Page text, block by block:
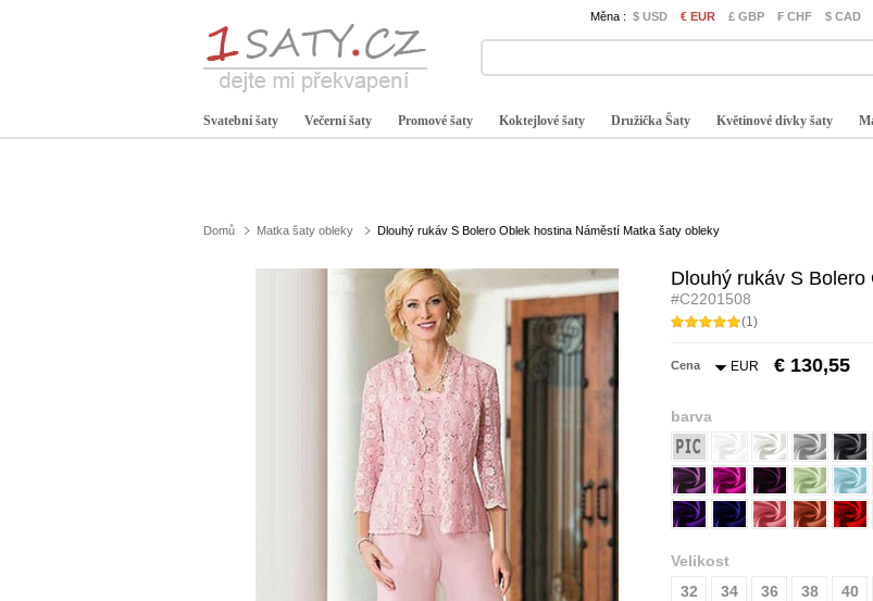
Měna : $ USD € EUR £ GBP ₣ CHF $ CAD
Svatební šaty Večerní šaty Promové šaty Koktejlové šaty Družička Šaty Květinové dívky šaty
Domů Matka šaty obleky Dlouhý rukáv S Bolero Oblek hostina Náměstí Matka šaty obleky
Dlouhý rukáv S
#C2201508
(1)
Cena EUR € 130,55
barva
Velikost
32
34 36 38 40